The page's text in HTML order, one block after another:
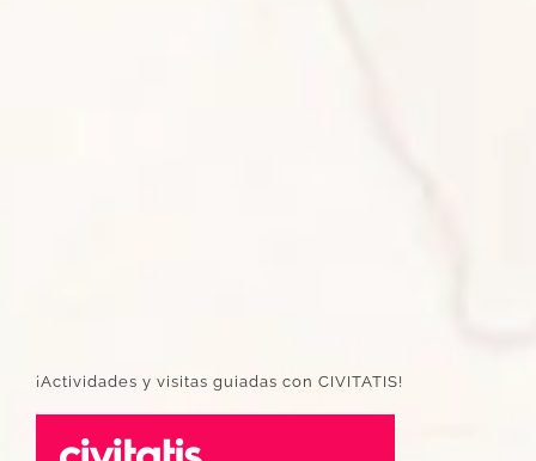
¡Actividades y visitas guiadas con CIVITATIS!